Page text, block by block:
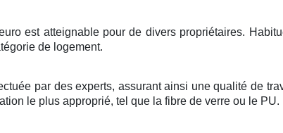
est atteignablepour de divers propriétaires.
de logement.
par desexperts, assurant ainsi unequalité de
le plus approprié, tel que la fibre de verre ou le PU.